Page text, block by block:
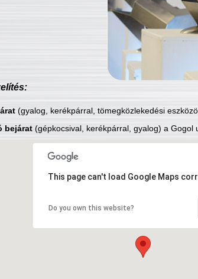
(gyalog, kerékpárral, tömegközlekedési
bejárat(gépkocsival, kerékpárral, gyalog) a Gogol
This page can't load Google Maps
Do you own this website?